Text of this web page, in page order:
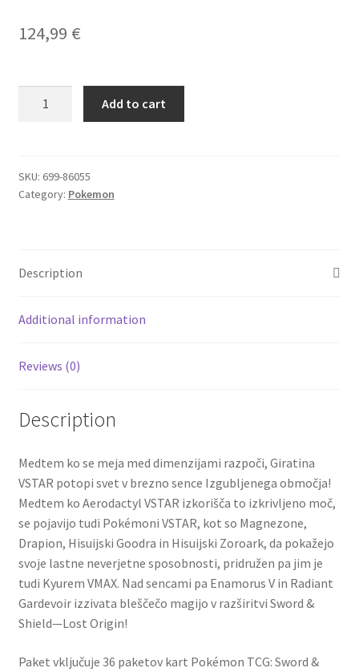
Yu-Gi-Oh!
124,99 €
Box
quantity
Add to cart
SKU: 699-86055
Category: Pokemon
Description
Additional information
Reviews (0)
Description
Medtem ko se meja med dimenzijami razpoči, Giratina
VSTAR potopi svet v brezno sence Izgubljenega območja!
Medtem ko Aerodactyl VSTAR izkorišča to izkrivljeno moč,
se pojavijo tudi Pokémoni VSTAR, kot so Magnezone,
Drapion, Hisuijski Goodra in Hisuijski Zoroark, da pokažejo
svoje lastne neverjetne sposobnosti, pridružen pa jim je
tudi Kyurem VMAX. Nad sencami pa Enamorus V in Radiant
Gardevoir izzivata bleščečo magijo v razširitvi Sword &
Shield—Lost Origin!
Paket vključuje 36 paketov kart Pokémon TCG: Sword &